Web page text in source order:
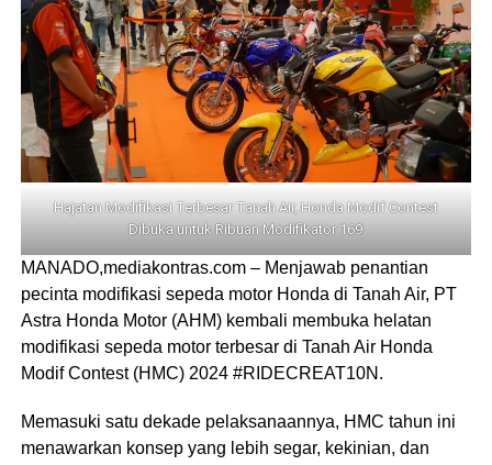
Hajatan Modifikasi Terbesar Tanah Air, Honda Modif Contest
Dibuka untuk Ribuan Modifikator 169
MANADO,mediakontras.com – Menjawab penantian
pecinta modifikasi sepeda motor Honda di Tanah Air, PT
Astra Honda Motor (AHM) kembali membuka helatan
modifikasi sepeda motor terbesar di Tanah Air Honda
Modif Contest (HMC) 2024 #RIDECREAT10N.
Memasuki satu dekade pelaksanaannya, HMC tahun ini
menawarkan konsep yang lebih segar, kekinian, dan